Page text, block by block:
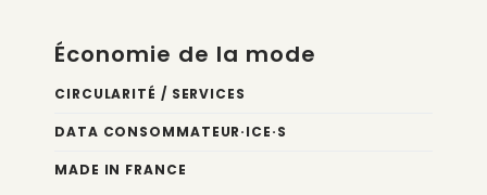
Économie de la mode
CIRCULARITÉ / SERVICES
DATA CONSOMMATEUR·ICE·S
MADE IN FRANCE